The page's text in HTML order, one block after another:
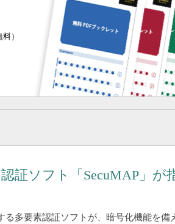
）
証ソフト「SecuMAP」が
る多要素認証ソフトが、暗号化機能を備